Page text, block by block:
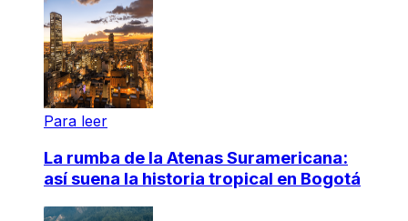
Para leer
La rumba de la Atenas Suramericana:
así suena la historia tropical en Bogotá